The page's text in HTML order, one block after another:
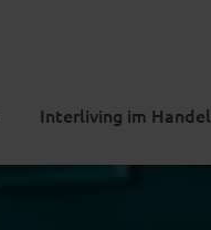
Interliving im Handel